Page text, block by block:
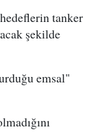
tanker
şekilde
emsal"